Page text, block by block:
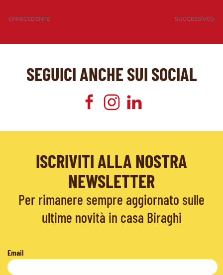
PRECEDENTE SUCCESSIVO
SEGUICI ANCHE SUI SOCIAL
ISCRIVITI ALLA NOSTRA
NEWSLETTER
Per rimanere sempre aggiornato sulle
ultime novità in casa Biraghi
Email